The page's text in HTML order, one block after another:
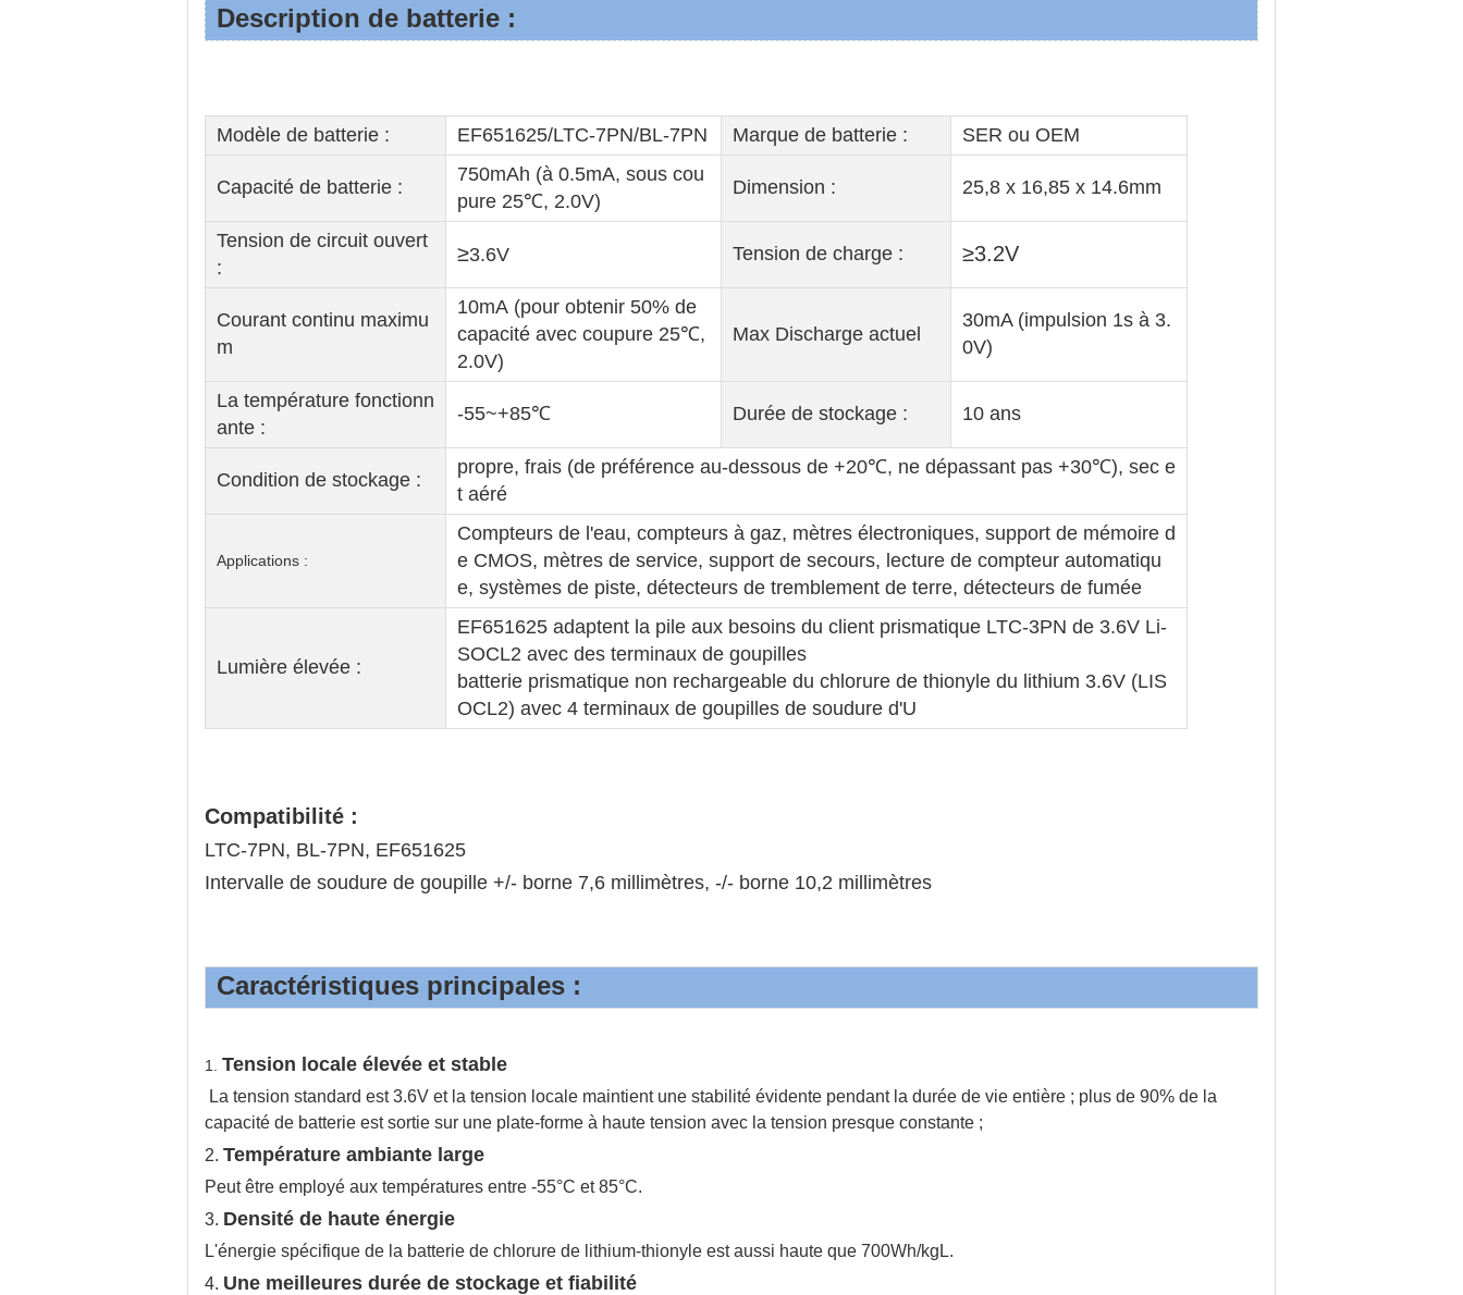
Description de batterie :
Modèle de batterie : EF651625/LTC-7PN/BL-7PN Marque de batterie : SER ou OEM
Capacité de batterie :
750mAh (à 0.5mA, sous cou
pure 25℃, 2.0V)
Dimension : 25,8 x 16,85 x 14.6mm
Tension de circuit ouvert
:
≥3.6V Tension de charge : ≥3.2V
Courant continu maximu
m
10mA (pour obtenir 50% de
capacité avec coupure 25℃,
2.0V)
Max Discharge actuel
30mA (impulsion 1s à 3.
0V)
La température fonctionn
ante :
-55~+85℃ Durée de stockage : 10 ans
Condition de stockage :
propre, frais (de préférence au-dessous de +20℃, ne dépassant pas +30℃), sec e
t aéré
Applications :
Compteurs de l'eau, compteurs à gaz, mètres électroniques, support de mémoire d
e CMOS, mètres de service, support de secours, lecture de compteur automatiqu
e, systèmes de piste, détecteurs de tremblement de terre, détecteurs de fumée
Lumière élevée :
EF651625 adaptent la pile aux besoins du client prismatique LTC-3PN de 3.6V Li-
SOCL2 avec des terminaux de goupilles
batterie prismatique non rechargeable du chlorure de thionyle du lithium 3.6V (LIS
OCL2) avec 4 terminaux de goupilles de soudure d'U
Compatibilité :
LTC-7PN, BL-7PN, EF651625
Intervalle de soudure de goupille +/- borne 7,6 millimètres, -/- borne 10,2 millimètres
Caractéristiques principales :
1. Tension locale élevée et stable
La tension standard est 3.6V et la tension locale maintient une stabilité évidente pendant la durée de vie entière ; plus de 90% de la
capacité de batterie est sortie sur une plate-forme à haute tension avec la tension presque constante ;
2. Température ambiante large
Peut être employé aux températures entre -55°C et 85°C.
3. Densité de haute énergie
L'énergie spécifique de la batterie de chlorure de lithium-thionyle est aussi haute que 700Wh/kgL.
4. Une meilleures durée de stockage et fiabilité